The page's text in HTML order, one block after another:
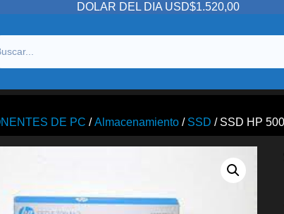
DOLAR DEL DIA USD$1.520,00
DE PC /Almacenamiento / SSD / SSD HP